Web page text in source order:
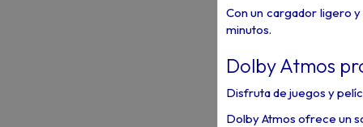
Con un cargador ligero
minutos.
Dolby Atmos
Disfruta de juegos y
Dolby Atmos ofrece un